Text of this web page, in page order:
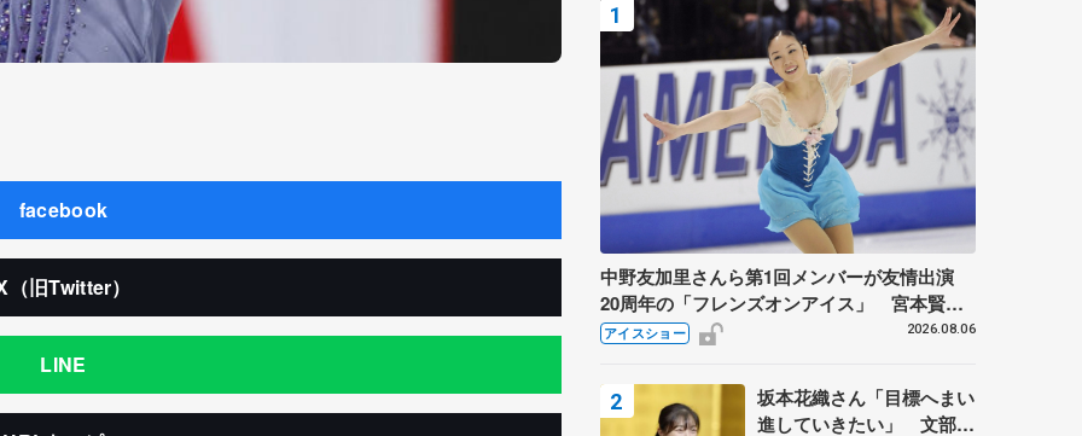
facebook
（旧Twitter）
LINE
中野友加里さんら第1回メンバーが友情出演
20周年の「フレンズオンアイス」 宮本賢二
さん、有川梨絵さん、田村岳斗さんも
アイスショー 2026.08.06
坂本花織さん「目標へまい
進していきたい」 文部科